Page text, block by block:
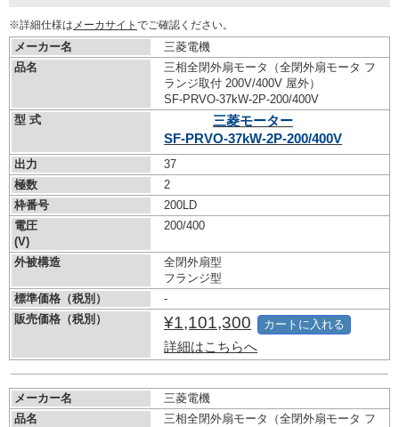
※詳細仕様は メーカサイト でご確認ください。
メーカー名
三菱電機
品名
三相全閉外扇モータ（全閉外扇モータ フ
ランジ取付 200V/400V 屋外）
SF-PRVO-37kW-2P-200/400V
型 式
三菱モーター
SF-PRVO-37kW-2P-200/400V
出力
37
極数
2
枠番号
200LD
電圧
(V)
200/400
外被構造
全閉外扇型
フランジ型
標準価格（税別）
-
販売価格（税別）
¥1,101,300
詳細はこちらへ
カートに入れる
メーカー名
三菱電機
品名
三相全閉外扇モータ（全閉外扇モータ フ